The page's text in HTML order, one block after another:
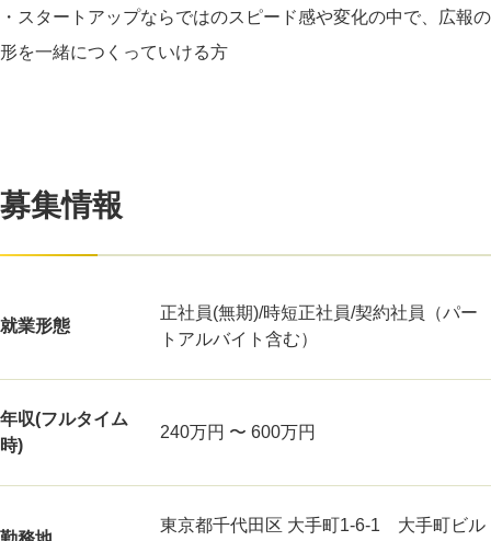
・スタートアップならではのスピード感や変化の中で、広報の
形を一緒につくっていける方
募集情報
就業形態
正社員(無期)/時短正社員/契約社員（パー
トアルバイト含む）
年収(フルタイム
時)
240万円 〜 600万円
東京都千代田区 大手町1-6-1 大手町ビル